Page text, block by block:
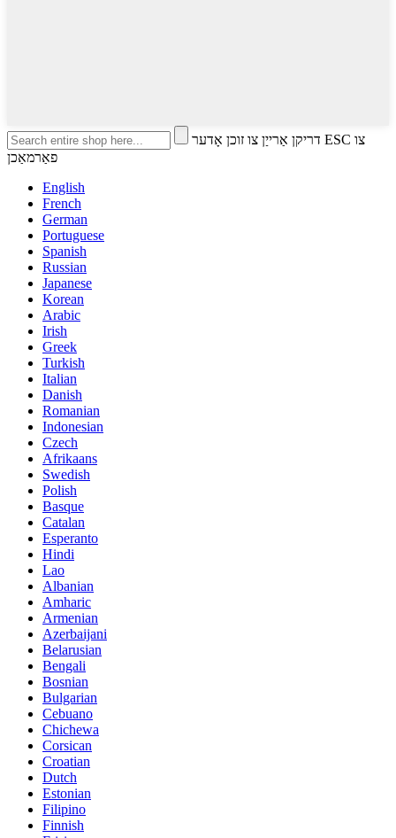
דריקן אַרייַן צו זוכן אָדער ESC צו
פאַרמאַכן
English
French
German
Portuguese
Spanish
Russian
Japanese
Korean
Arabic
Irish
Greek
Turkish
Italian
Danish
Romanian
Indonesian
Czech
Afrikaans
Swedish
Polish
Basque
Catalan
Esperanto
Hindi
Lao
Albanian
Amharic
Armenian
Azerbaijani
Belarusian
Bengali
Bosnian
Bulgarian
Cebuano
Chichewa
Corsican
Croatian
Dutch
Estonian
Filipino
Finnish